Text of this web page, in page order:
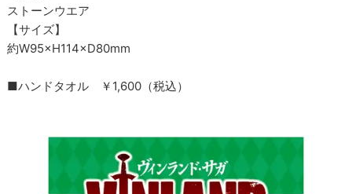
ストーンウエア
【サイズ】
約W95×H114×D80mm
■ハンドタオル ￥1,600（税込）